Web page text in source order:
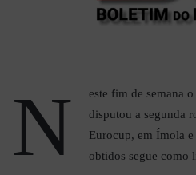
N
este fim de semana
disputou a segunda
Eurocup, em Ímola
obtidos segue como